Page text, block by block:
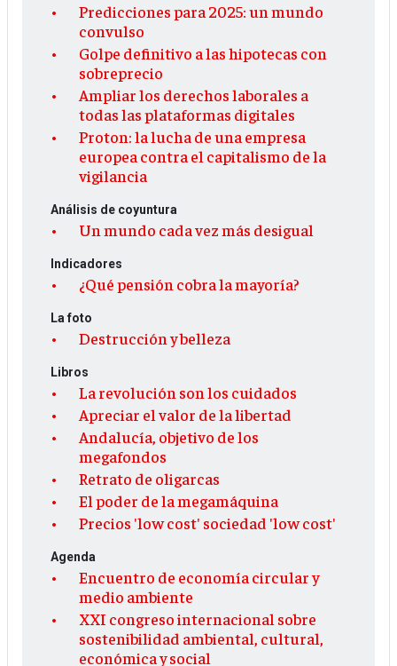
Predicciones para 2025: un mundo
convulso
Golpe definitivo a las hipotecas con
sobreprecio
Ampliar los derechos laborales a
todas las plataformas digitales
Proton: la lucha de una empresa
europea contra el capitalismo de la
vigilancia
Análisis de coyuntura
Un mundo cada vez más desigual
Indicadores
¿Qué pensión cobra la mayoría?
La foto
Destrucción y belleza
Libros
La revolución son los cuidados
Apreciar el valor de la libertad
Andalucía, objetivo de los
megafondos
Retrato de oligarcas
El poder de la megamáquina
Precios 'low cost' sociedad 'low cost'
Agenda
Encuentro de economía circular y
medio ambiente
XXI congreso internacional sobre
sostenibilidad ambiental, cultural,
económica y social